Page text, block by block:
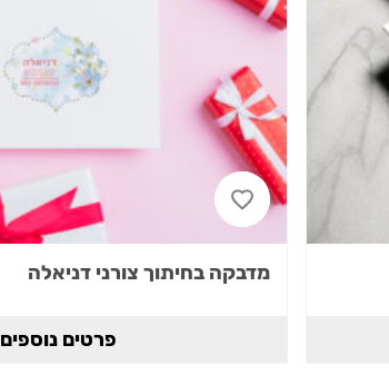
מדבקה בחיתוך צורני דניאלה
פרטים נוספים